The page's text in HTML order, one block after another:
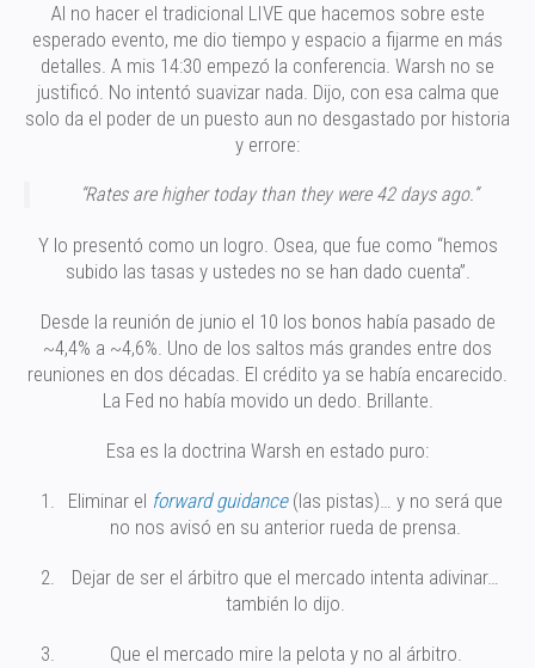
Al no hacer el tradicional LIVE que hacemos sobre este
esperado evento, me dio tiempo y espacio a fijarme en más
detalles. A mis 14:30 empezó la conferencia. Warsh no se
justificó. No intentó suavizar nada. Dijo, con esa calma que
solo da el poder de un puesto aun no desgastado por historia
y errore:
“Rates are higher today than they were 42 days ago.”
Y lo presentó como un logro. Osea, que fue como “hemos
subido las tasas y ustedes no se han dado cuenta”.
Desde la reunión de junio el 10 los bonos había pasado de
~4,4% a ~4,6%. Uno de los saltos más grandes entre dos
reuniones en dos décadas. El crédito ya se había encarecido.
La Fed no había movido un dedo. Brillante.
Esa es la doctrina Warsh en estado puro:
Eliminar el forward guidance(las pistas)… y no será que
no nos avisó en su anterior rueda de prensa.
Dejar de ser el árbitro que el mercado intenta adivinar…
también lo dijo.
Que el mercado mire la pelota y no al árbitro.